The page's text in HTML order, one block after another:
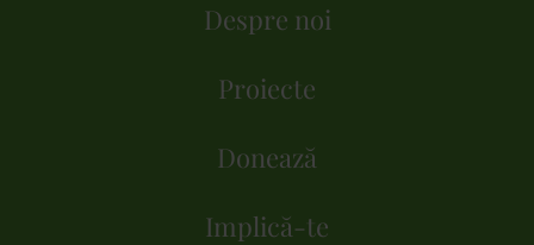
Despre noi
Proiecte
Donează
Implică-te